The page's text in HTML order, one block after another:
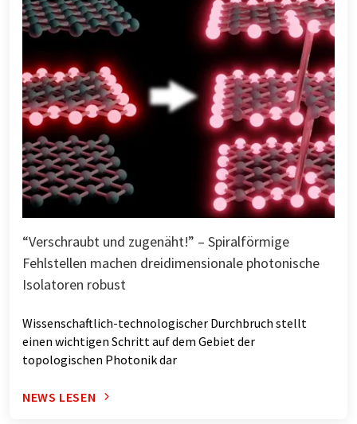
“Verschraubt und zugenäht!” – Spiralförmige
Fehlstellen machen dreidimensionale photonische
Isolatoren robust
Wissenschaftlich-technologischer Durchbruch stellt
einen wichtigen Schritt auf dem Gebiet der
topologischen Photonik dar
NEWS LESEN